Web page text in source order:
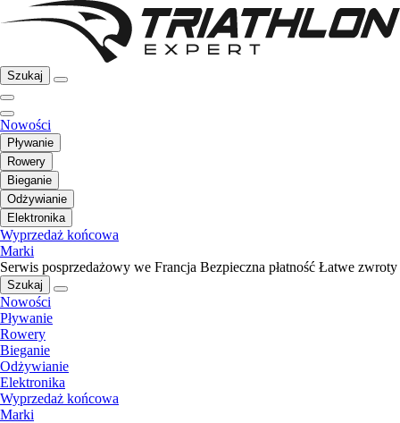
Szukaj
Nowości
Pływanie
Rowery
Bieganie
Odżywianie
Elektronika
Wyprzedaż końcowa
Marki
Serwis posprzedażowy we Francja Bezpieczna płatność Łatwe zwroty
Szukaj
Nowości
Pływanie
Rowery
Bieganie
Odżywianie
Elektronika
Wyprzedaż końcowa
Marki